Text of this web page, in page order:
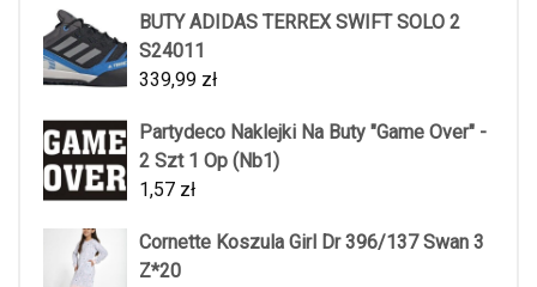
BUTY ADIDAS TERREX SWIFT SOLO 2
S24011
339,99 zł
Partydeco Naklejki Na Buty "Game Over" -
2 Szt 1 Op (Nb1)
1,57 zł
Cornette Koszula Girl Dr 396/137 Swan 3
Z*20